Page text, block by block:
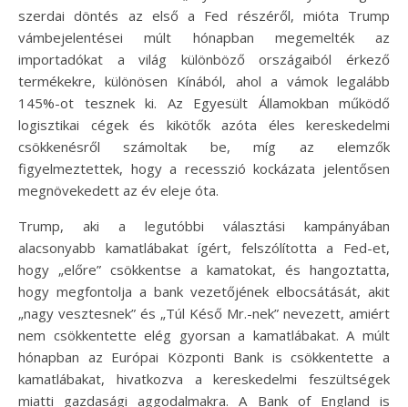
szerdai döntés az első a Fed részéről, mióta Trump
vámbejelentései múlt hónapban megemelték az
importadókat a világ különböző országaiból érkező
termékekre, különösen Kínából, ahol a vámok legalább
145%-ot tesznek ki. Az Egyesült Államokban működő
logisztikai cégek és kikötők azóta éles kereskedelmi
csökkenésről számoltak be, míg az elemzők
figyelmeztettek, hogy a recesszió kockázata jelentősen
megnövekedett az év eleje óta.
Trump, aki a legutóbbi választási kampányában
alacsonyabb kamatlábakat ígért, felszólította a Fed-et,
hogy „előre” csökkentse a kamatokat, és hangoztatta,
hogy megfontolja a bank vezetőjének elbocsátását, akit
„nagy vesztesnek” és „Túl Késő Mr.-nek” nevezett, amiért
nem csökkentette elég gyorsan a kamatlábakat. A múlt
hónapban az Európai Központi Bank is csökkentette a
kamatlábakat, hivatkozva a kereskedelmi feszültségek
miatti gazdasági aggodalmakra. A Bank of England is